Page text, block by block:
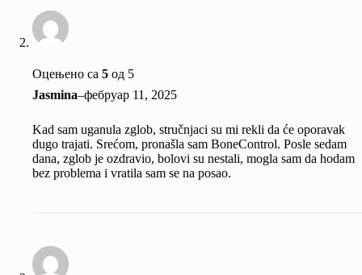
Оцењено са 5 од 5
Jasmina–фебруар 11, 2025
Kad sam uganula zglob, stručnjaci su mi rekli da će oporavak
dugo trajati. Srećom, pronašla sam BoneControl. Posle sedam
dana, zglob je ozdravio, bolovi su nestali, mogla sam da hodam
bez problema i vratila sam se na posao.